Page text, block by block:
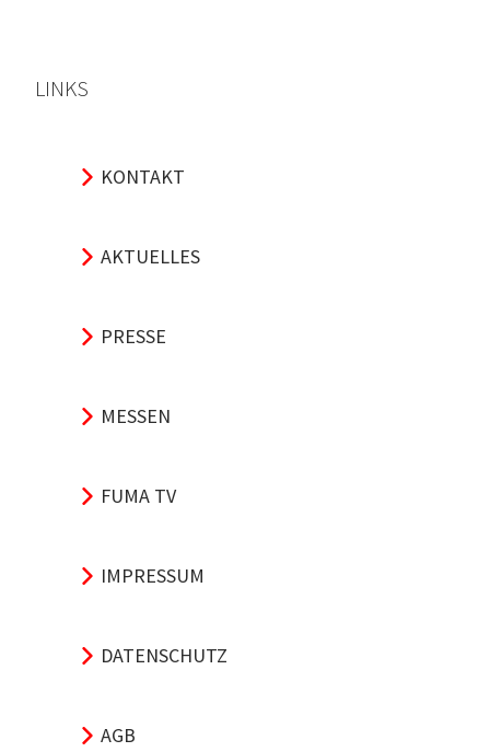
LINKS
KONTAKT
AKTUELLES
PRESSE
MESSEN
FUMA TV
IMPRESSUM
DATENSCHUTZ
AGB